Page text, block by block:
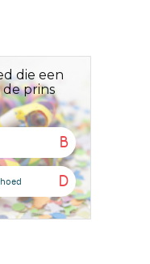
die een
de prins
B
D